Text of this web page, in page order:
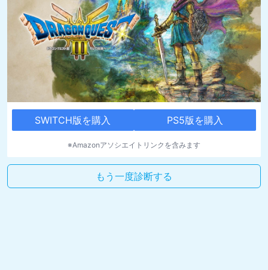
SWITCH版を購入 PS5版を購入
※Amazonアソシエイトリンクを含みます
もう一度診断する